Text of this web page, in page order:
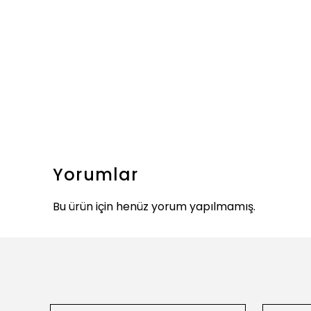
Yorumlar
Bu ürün için henüz yorum yapılmamış.